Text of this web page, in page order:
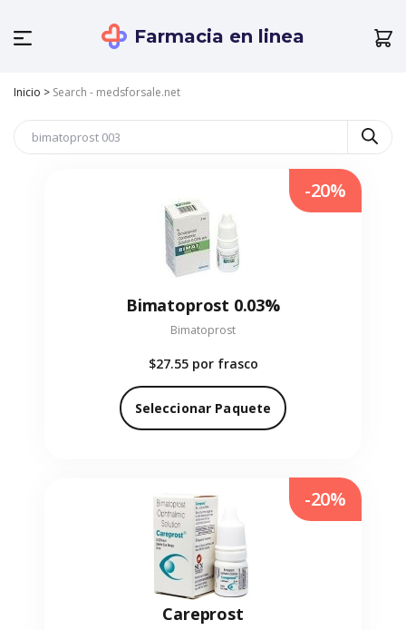
Farmacia en linea
Inicio > Search - medsforsale.net
Bimatoprost 0.03%
Bimatoprost
$27.55 por frasco
Seleccionar Paquete
-20%
Careprost
-20%